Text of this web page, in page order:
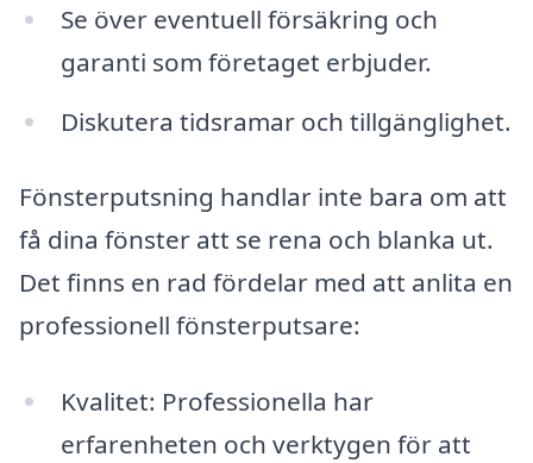
Se över eventuell försäkring och
garanti som företaget erbjuder.
Diskutera tidsramar och tillgänglighet.
Fönsterputsning handlar inte bara om att
få dina fönster att se rena och blanka ut.
Det finns en rad fördelar med att anlita en
professionell fönsterputsare:
Kvalitet: Professionella har
erfarenheten och verktygen för att